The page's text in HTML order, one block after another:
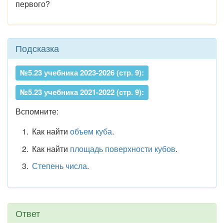
первого?
Подсказка
№5.23 учебника 2023-2026 (стр. 9):
№5.23 учебника 2021-2022 (стр. 9):
Вспомните:
Как найти объем куба.
Как найти площадь поверхности кубов.
Степень числа.
Ответ